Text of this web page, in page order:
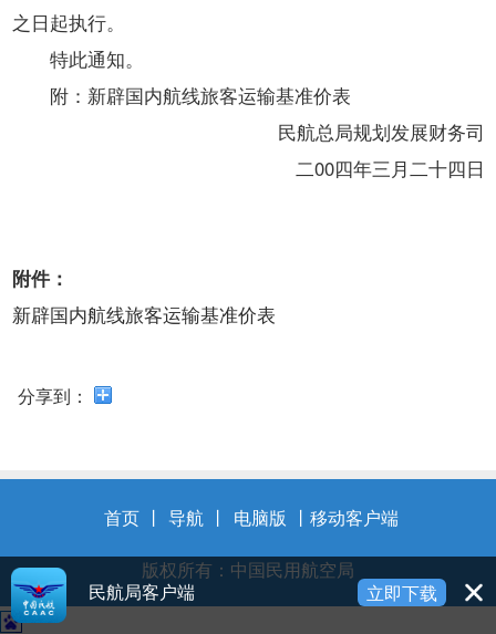
之日起执行。
特此通知。
附：新辟国内航线旅客运输基准价表
民航总局规划发展财务司
二00四年三月二十四日
附件：
新辟国内航线旅客运输基准价表
分享到：
首页 丨 导航 丨 电脑版 丨 移动客户端
版权所有：中国民用航空局
民航局客户端
立即下载
波